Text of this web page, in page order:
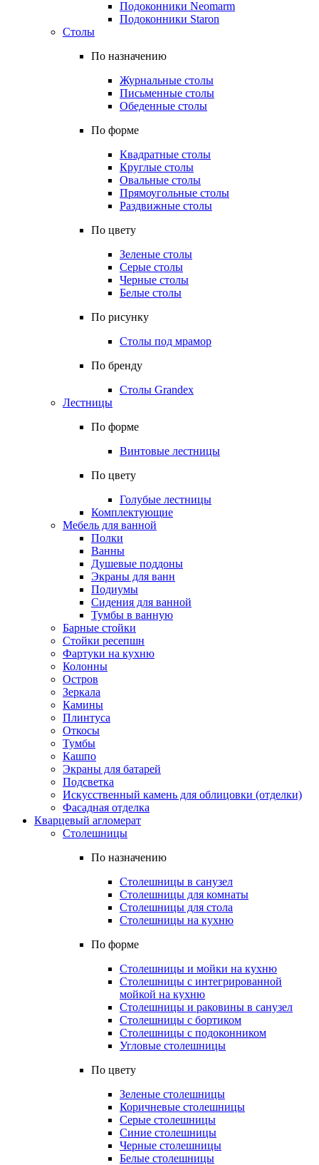
Подоконники Neomarm
Подоконники Staron
Столы
По назначению
Журнальные столы
Письменные столы
Обеденные столы
По форме
Квадратные столы
Круглые столы
Овальные столы
Прямоугольные столы
Раздвижные столы
По цвету
Зеленые столы
Серые столы
Черные столы
Белые столы
По рисунку
Столы под мрамор
По бренду
Столы Grandex
Лестницы
По форме
Винтовые лестницы
По цвету
Голубые лестницы
Комплектующие
Мебель для ванной
Полки
Ванны
Душевые поддоны
Экраны для ванн
Подиумы
Сидения для ванной
Тумбы в ванную
Барные стойки
Стойки ресепшн
Фартуки на кухню
Колонны
Остров
Зеркала
Камины
Плинтуса
Откосы
Тумбы
Кашпо
Экраны для батарей
Подсветка
Искусственный камень для облицовки (отделки)
Фасадная отделка
Кварцевый агломерат
Столешницы
По назначению
Столешницы в санузел
Столешницы для комнаты
Столешницы для стола
Столешницы на кухню
По форме
Столешницы и мойки на кухню
Столешницы с интегрированной
мойкой на кухню
Столешницы и раковины в санузел
Столешницы с бортиком
Столешницы с подоконником
Угловые столешницы
По цвету
Зеленые столешницы
Коричневые столешницы
Серые столешницы
Синие столешницы
Черные столешницы
Белые столешницы